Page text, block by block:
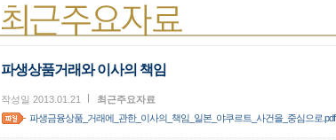
파생상품거래와 이사의 책임
작성일 2013.01.21
최근주요자료
파생금융상품_거래에_관한_이사의_책임_일본_야쿠르트_사건을_중심으로.pdf